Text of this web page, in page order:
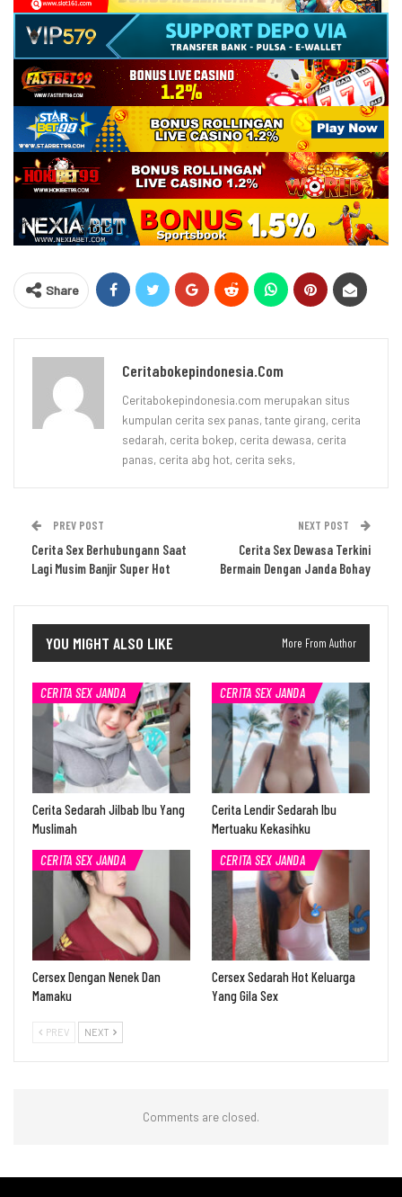
Share
Ceritabokepindonesia.com
Ceritabokepindonesia.com merupakan situs
kumpulan cerita sex panas, tante girang, cerita
sedarah, cerita bokep, cerita dewasa, cerita
panas, cerita abg hot, cerita seks,
PREV POST
Cerita Sex Berhubungann Saat
Lagi Musim Banjir Super Hot
NEXT POST
Cerita Sex Dewasa Terkini
Bermain Dengan Janda Bohay
YOU MIGHT ALSO LIKE More From Author
CERITA SEX JANDA
Cerita Sedarah Jilbab Ibu Yang
Muslimah
CERITA SEX JANDA
Cerita Lendir Sedarah Ibu
Mertuaku Kekasihku
CERITA SEX JANDA
Cersex Dengan Nenek Dan
Mamaku
CERITA SEX JANDA
Cersex Sedarah Hot Keluarga
Yang Gila Sex
PREV NEXT
Comments are closed.